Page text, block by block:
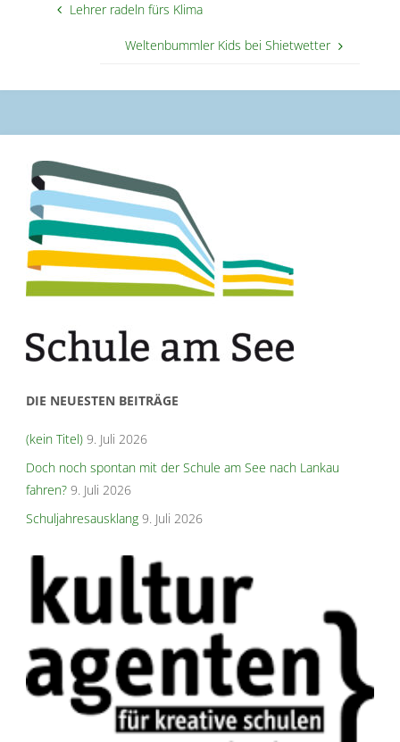
Lehrer radeln fürs Klima
Weltenbummler Kids bei Shietwetter
DIE NEUESTEN BEITRÄGE
(kein Titel) 9. Juli 2026
Doch noch spontan mit der Schule am See nach Lankau
fahren? 9. Juli 2026
Schuljahresausklang 9. Juli 2026